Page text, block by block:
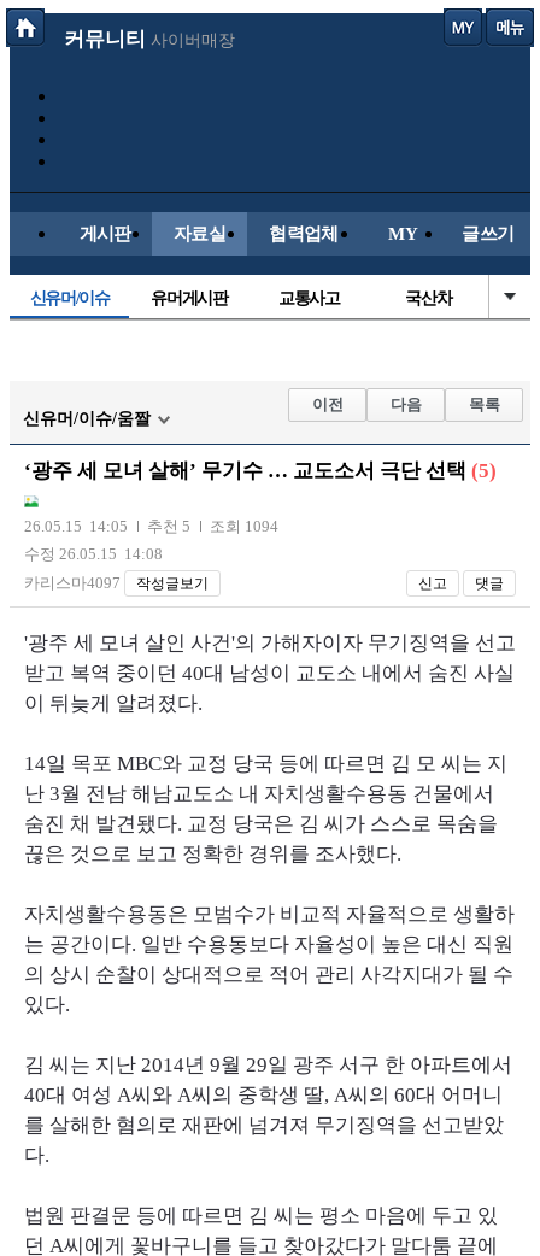
커뮤니티 사이버매장
게시판 자료실 협력업체 MY 글쓰기
신유머/이슈 유머게시판 교통사고 국산차
자유사진 군사/무기
트럭/버스 항공/해운/철도
장착시공사진
신유머/이슈/움짤
이전 다음 목록
‘광주 세 모녀 살해’ 무기수 … 교도소서 극단 선택 (5)
26.05.15 14:05 추천 5
조회 1094
수정 26.05.15 14:08
카리스마4097
작성글보기 신고 댓글
'광주 세 모녀 살인 사건'의 가해자이자 무기징역을 선고
받고 복역 중이던 40대 남성이 교도소 내에서 숨진 사실
이 뒤늦게 알려졌다.
14일 목포 MBC와 교정 당국 등에 따르면 김 모 씨는 지
난 3월 전남 해남교도소 내 자치생활수용동 건물에서
숨진 채 발견됐다. 교정 당국은 김 씨가 스스로 목숨을
끊은 것으로 보고 정확한 경위를 조사했다.
자치생활수용동은 모범수가 비교적 자율적으로 생활하
는 공간이다. 일반 수용동보다 자율성이 높은 대신 직원
의 상시 순찰이 상대적으로 적어 관리 사각지대가 될 수
있다.
김 씨는 지난 2014년 9월 29일 광주 서구 한 아파트에서
40대 여성 A씨와 A씨의 중학생 딸, A씨의 60대 어머니
를 살해한 혐의로 재판에 넘겨져 무기징역을 선고받았
다.
법원 판결문 등에 따르면 김 씨는 평소 마음에 두고 있
던 A씨에게 꽃바구니를 들고 찾아갔다가 말다툼 끝에